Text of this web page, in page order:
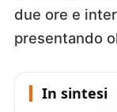
due ore e
presentando
In sintesi